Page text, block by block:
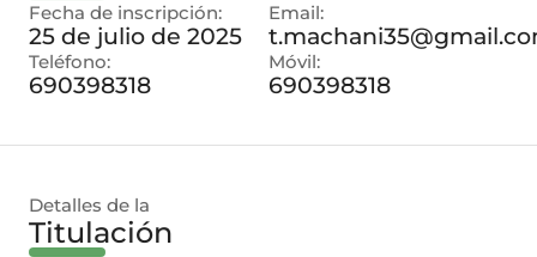
Fecha de inscripción:
25 de julio de 2025
Email:
Teléfono:
690398318
Móvil:
690398318
Detalles de la
Titulación